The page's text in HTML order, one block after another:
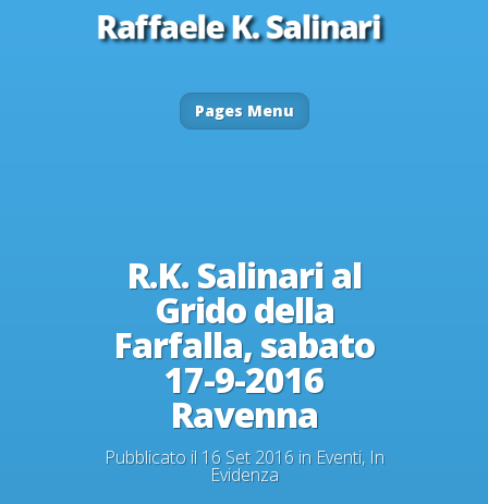
Pages Menu
R.K. Salinari al
Grido della
Farfalla, sabato
17-9-2016
Ravenna
Pubblicato il 16 Set 2016 in Eventi, In
Evidenza